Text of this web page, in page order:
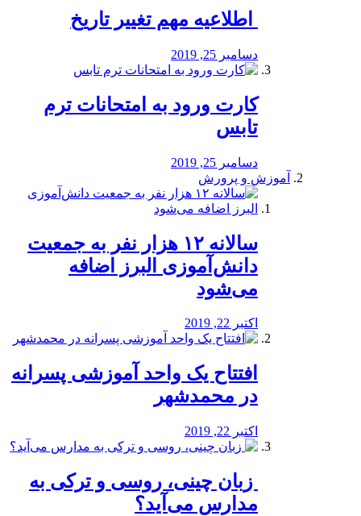
️ اطلاعیه مهم تغییر تاریخ
دسامبر 25, 2019
کارت ورود به امتحانات ترم
تابس
دسامبر 25, 2019
آموزش و پرورش
️سالانه ۱۲ هزار نفر به جمعیت
دانش‌آموزی البرز اضافه
می‌شود
اکتبر 22, 2019
افتتاح یک واحد آموزشی پسرانه
در محمدشهر
اکتبر 22, 2019
️ زبان چینی، روسی و ترکی به
مدارس می‌آید؟